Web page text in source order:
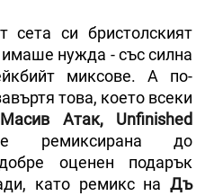
си бристолският
нужда - със силна
миксове. А по-
това, което всеки
Масив Атак,
Unfinished
до
оценен подарък
като ремикс наДъ